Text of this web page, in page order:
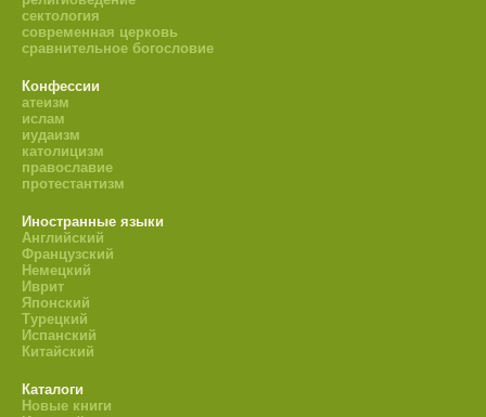
сектология
современная церковь
сравнительное богословие
Конфессии
атеизм
ислам
иудаизм
католицизм
православие
протестантизм
Иностранные языки
Английский
Французский
Немецкий
Иврит
Японский
Турецкий
Испанский
Китайский
Каталоги
Новые книги